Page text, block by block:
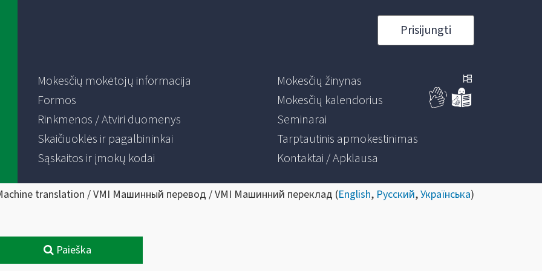
Prisijungti
Mokesčių mokėtojų informacija
Formos
Rinkmenos / Atviri duomenys
Skaičiuoklės ir pagalbininkai
Sąskaitos ir įmokų kodai
Mokesčių žinynas
Mokesčių kalendorius
Seminarai
Tarptautinis apmokestinimas
Kontaktai / Apklausa
translation / VMI Машинный перевод / VMI Машинний переклад (English, Русский,Українська)
Paieška